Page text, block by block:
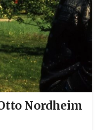
Nordheim